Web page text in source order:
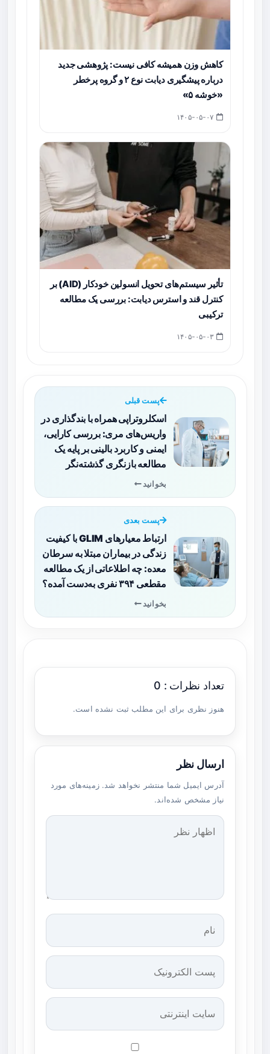
کاهش وزن همیشه کافی نیست: پژوهشی جدید
درباره پیشگیری دیابت نوع ۲ و گروه پرخطر
«خوشه ۵»
تأثیر سیستم‌های تحویل انسولین خودکار (AID) بر
کنترل قند و استرس دیابت: بررسی یک مطالعه
ترکیبی
پست قبلی
اسکلروتراپی همراه با بندگذاری در
واریس‌های مری: بررسی کارایی،
ایمنی و کاربرد بالینی بر پایه یک
مطالعه بازنگری گذشته‌نگر
بخوانید
پست بعدی
ارتباط معیارهای GLIM با کیفیت
زندگی در بیماران مبتلا به سرطان
معده: چه اطلاعاتی از یک مطالعه
مقطعی ۳۹۴ نفری به‌دست آمده؟
بخوانید
تعداد نظرات : 0
هنوز نظری برای این مطلب ثبت نشده است.
ارسال نظر
آدرس ایمیل شما منتشر نخواهد شد. زمینه‌های مورد
نیاز مشخص شده‌اند.